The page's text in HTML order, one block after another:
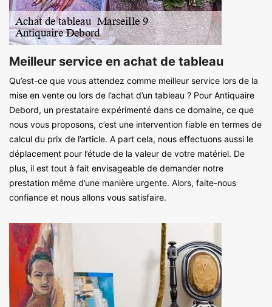
Meilleur service en achat de tableau
Qu’est-ce que vous attendez comme meilleur service lors de la
mise en vente ou lors de l’achat d’un tableau ? Pour Antiquaire
Debord, un prestataire expérimenté dans ce domaine, ce que
nous vous proposons, c’est une intervention fiable en termes de
calcul du prix de l’article. A part cela, nous effectuons aussi le
déplacement pour l’étude de la valeur de votre matériel. De
plus, il est tout à fait envisageable de demander notre
prestation même d’une manière urgente. Alors, faite-nous
confiance et nous allons vous satisfaire.